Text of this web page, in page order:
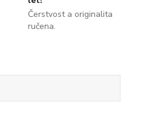
Čerstvost a originalita
ručena.